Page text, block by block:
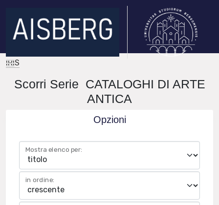
IRIS
Scorri Serie CATALOGHI DI ARTE
ANTICA
Opzioni
Mostra elenco per:
in ordine: